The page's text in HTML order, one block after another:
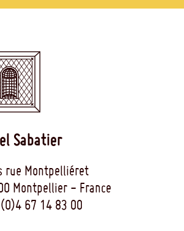
Sabatier
rue Montpelliéret
Montpellier - France
67 14 83 00